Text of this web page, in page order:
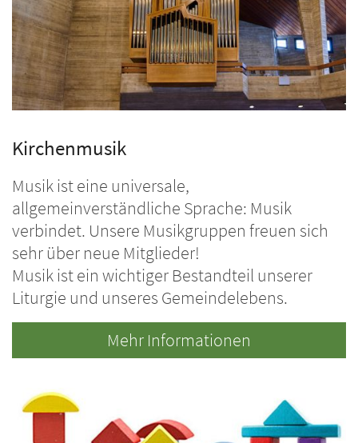
Kirchenmusik
Musik ist eine universale,
allgemeinverständliche Sprache: Musik
verbindet. Unsere Musikgruppen freuen sich
sehr über neue Mitglieder!
Musik ist ein wichtiger Bestandteil unserer
Liturgie und unseres Gemeindelebens.
Mehr Informationen